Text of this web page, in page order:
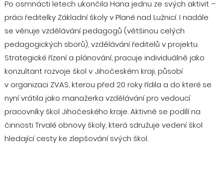
Po osmnácti letech ukončila Hana jednu ze svých aktivit –
práci ředitelky Základní školy v Plané nad Lužnicí. I nadále
se věnuje vzdělávání pedagogů (většinou celých
pedagogických sborů), vzdělávání ředitelů v projektu
Strategické řízení a plánování, pracuje individuálně jako
konzultant rozvoje škol v Jihočeském kraji, působí
v organizaci ZVAS, kterou před 20 roky řídila a do které se
nyní vrátila jako manažerka vzdělávání pro vedoucí
pracovníky škol Jihočeského kraje. Aktivně se podílí na
činnosti Trvalé obnovy školy, která sdružuje vedení škol
hledající cesty ke zlepšování svých škol.